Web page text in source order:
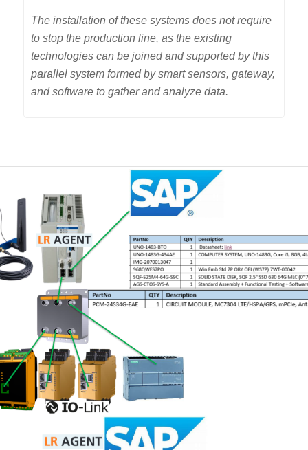
The installation of these systems does not require
to stop the production line, as the existing
technologies can be joined and supported by this
parallel system formed by smart sensors, gateway,
and software to gather and analyze data.